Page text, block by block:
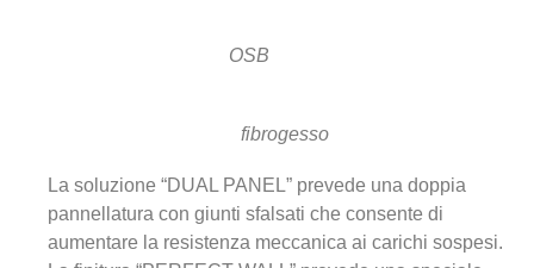
OSB
fibrogesso
La soluzione “DUAL PANEL” prevede una doppia
pannellatura con giunti sfalsati che consente di
aumentare la resistenza meccanica ai carichi sospesi.